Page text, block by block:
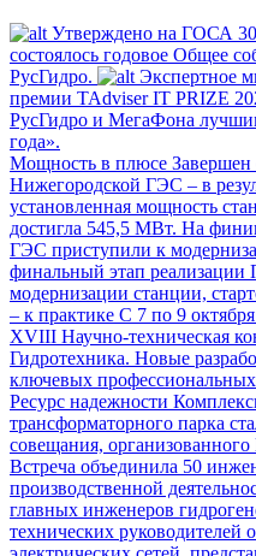
Утверждено на ГОСА
состоялось годовое Общее
РусГидро.
Экспертное
премии TAdviser IT PRIZE
РусГидро и МегаФона
года».
Мощность в плюсе Завершен
Нижегородской ГЭС – в
установленная мощность
достигла 545,5 МВт. На
ГЭС приступили к
финальный этап
модернизации станции,
– к практике С 7 по 9
XVIII Научно-техническая
Гидротехника. Новые
ключевых
Ресурс надежности
трансформаторного парка
совещания,
Встреча объединила 50
производственной
главных инженеров
технических руководителей